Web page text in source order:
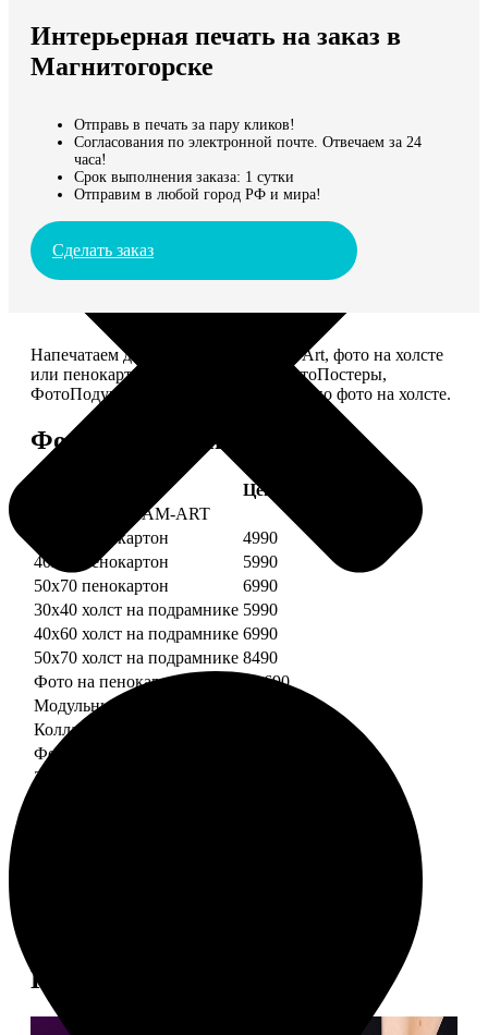
Мы доставляем по всему миру
Продолжить без города
Интерьерная печать на заказ в
Магнитогорске
Отправь в печать за пару кликов!
Согласования по электронной почте. Отвечаем за 24
часа!
Срок выполнения заказа: 1 сутки
Отправим в любой город РФ и мира!
Сделать заказ
Напечатаем для вас картины Dream-Art, фото на холсте
или пенокартоне, ФотоМозаику, ФотоПостеры,
ФотоПодушки или напишем портрет по фото на холсте.
Форматы и цены
Цена, руб.
Картины DREAM-ART
30х40 пенокартон
4990
40х60 пенокартон
5990
50х70 пенокартон
6990
30х40 холст на подрамнике 5990
40х60 холст на подрамнике 6990
50х70 холст на подрамнике 8490
Фото на пенокартоне
от 690
Модульный пенокартон
Коллаж на пенокартоне
ФотоМозаика
30х40 пенокартон
Примеры работ